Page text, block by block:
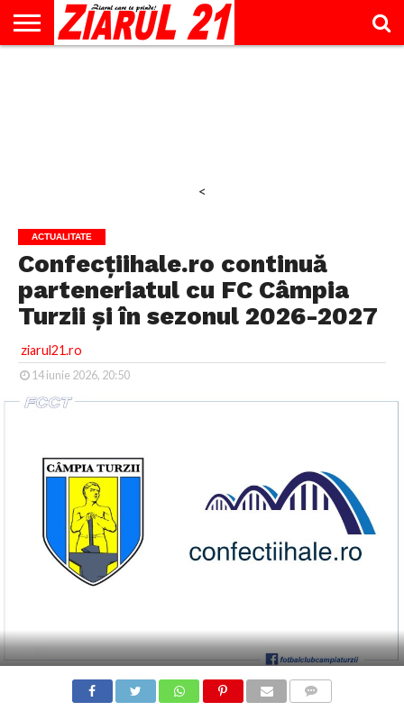
<
ACTUALITATE
Confecțiihale.ro continuă
parteneriatul cu FC Câmpia
Turzii și în sezonul 2026-2027
ziarul21.ro
14 iunie 2026, 20:50